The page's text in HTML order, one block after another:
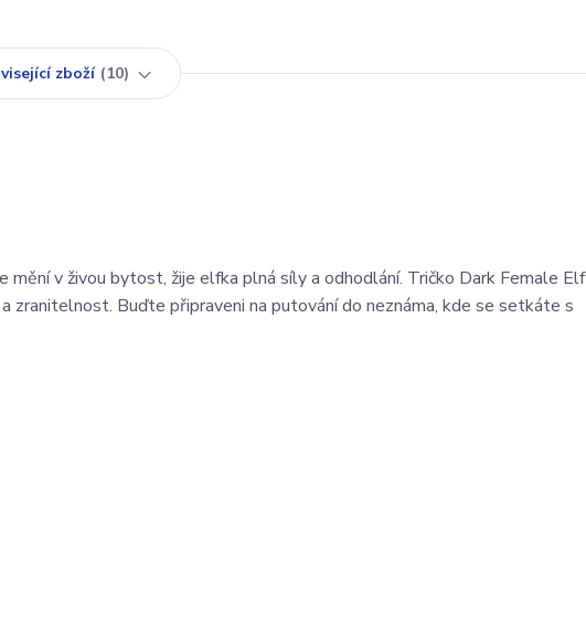
zboží 10
v živou bytost, žije elfka plná síly a odhodlání. Tričko Dark Female Elf
zranitelnost. Buďte připraveni na putování do neznáma, kde se setkáte s